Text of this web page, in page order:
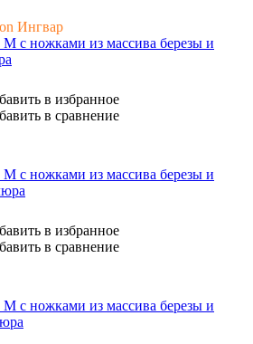
Ингвар
с ножками из массива березы и
в избранное
в сравнение
с ножками из массива березы и
в избранное
в сравнение
с ножками из массива березы и